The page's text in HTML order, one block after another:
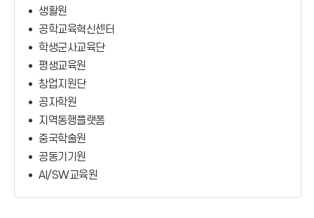
생활원
공학교육혁신센터
학생군사교육단
평생교육원
창업지원단
공자학원
지역동행플랫폼
중국학술원
공동기기원
AI/SW교육원